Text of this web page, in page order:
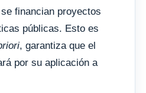
financian proyectos
públicas. Esto es
, garantiza que el
por su aplicación a